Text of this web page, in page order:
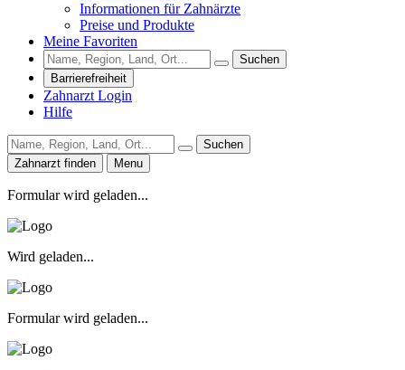
Informationen für Zahnärzte
Preise und Produkte
Meine Favoriten
Suchen
Barrierefreiheit
Zahnarzt Login
Hilfe
Suchen
Zahnarzt finden
Menu
Formular wird geladen...
Wird geladen...
Formular wird geladen...